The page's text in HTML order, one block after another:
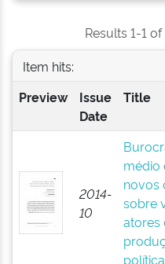
Results 1-1
Item hits:
Preview
Issue
Date
Title
2014-
10
médio
novos
sobre
atores